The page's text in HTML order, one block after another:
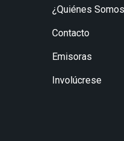
¿Quiénes
Contacto
Emisoras
Involúcrese